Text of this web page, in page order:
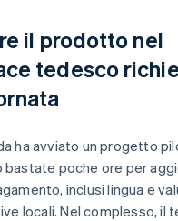
il prodotto nel
tedesco
ha avviato un progetto
bastate poche ore per
inclusi lingua e
locali. Nel complesso, il